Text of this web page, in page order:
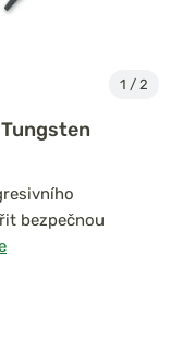
1 / 2
bezpečnou